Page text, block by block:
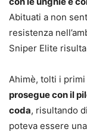
Abituati a non
resistenza
Sniper Elite
Ahimè, tolti i
prosegue con il
coda, risultando
poteva essere